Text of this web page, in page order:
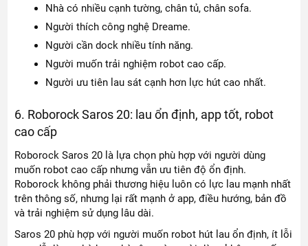
Nhà có nhiều cạnh tường, chân tủ, chân sofa.
Người thích công nghệ Dreame.
Người cần dock nhiều tính năng.
Người muốn trải nghiệm robot cao cấp.
Người ưu tiên lau sát cạnh hơn lực hút cao nhất.
6. Roborock Saros 20: lau ổn định, app tốt, robot
cao cấp
Roborock Saros 20 là lựa chọn phù hợp với người dùng
muốn robot cao cấp nhưng vẫn ưu tiên độ ổn định.
Roborock không phải thương hiệu luôn có lực lau mạnh nhất
trên thông số, nhưng lại rất mạnh ở app, điều hướng, bản đồ
và trải nghiệm sử dụng lâu dài.
Saros 20 phù hợp với người muốn robot hút lau ổn định, ít lỗi